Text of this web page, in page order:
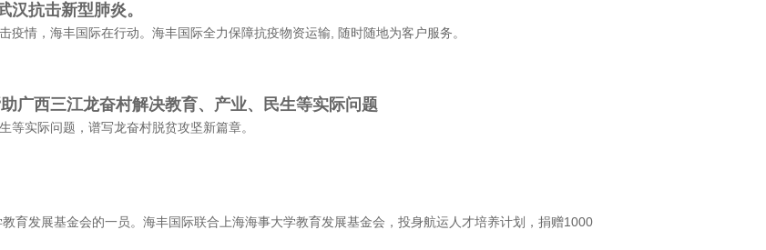
抗击新型肺炎。
情，海丰国际在行动。海丰国际全力保障抗疫物资运输, 随时随地为客户服务。
广西三江龙奋村解决教育、产业、民生等实际问题
等实际问题，谱写龙奋村脱贫攻坚新篇章。
育发展基金会的一员。海丰国际联合上海海事大学教育发展基金会，投身航运人才培养计划，捐赠1000